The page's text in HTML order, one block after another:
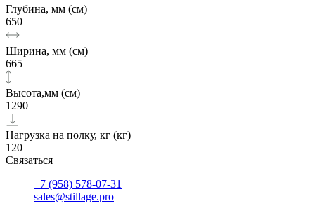
Глубина, мм (см)
650
Ширина, мм (см)
665
Высота,мм (см)
1290
Нагрузка на полку, кг (кг)
120
Связаться
+7 (958) 578-07-31
sales@stillage.pro